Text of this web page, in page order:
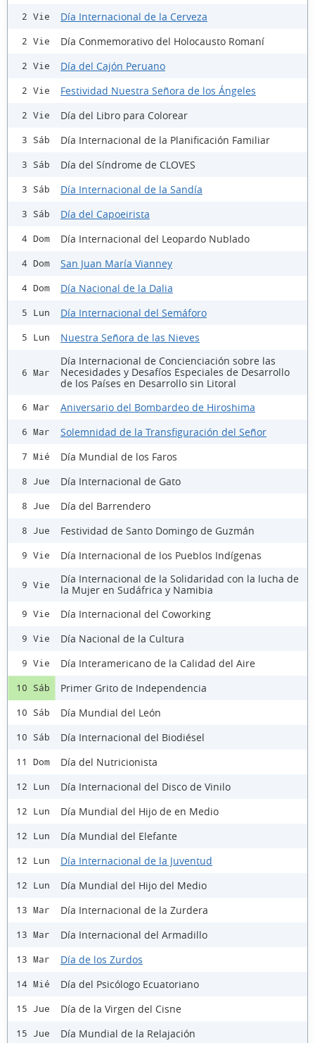
2 Vie Día Internacional de la Cerveza
2 Vie Día Conmemorativo del Holocausto Romaní
2 Vie Día del Cajón Peruano
2 Vie Festividad Nuestra Señora de los Ángeles
2 Vie Día del Libro para Colorear
3 Sáb Día Internacional de la Planificación Familiar
3 Sáb Día del Síndrome de CLOVES
3 Sáb Día Internacional de la Sandía
3 Sáb Día del Capoeirista
4 Dom Día Internacional del Leopardo Nublado
4 Dom San Juan María Vianney
4 Dom Día Nacional de la Dalia
5 Lun Día Internacional del Semáforo
5 Lun Nuestra Señora de las Nieves
6 Mar
Día Internacional de Concienciación sobre las
Necesidades y Desafíos Especiales de Desarrollo
de los Países en Desarrollo sin Litoral
6 Mar Aniversario del Bombardeo de Hiroshima
6 Mar Solemnidad de la Transfiguración del Señor
7 Mié Día Mundial de los Faros
8 Jue Día Internacional de Gato
8 Jue Día del Barrendero
8 Jue Festividad de Santo Domingo de Guzmán
9 Vie Día Internacional de los Pueblos Indígenas
9 Vie
Día Internacional de la Solidaridad con la lucha de
la Mujer en Sudáfrica y Namibia
9 Vie Día Internacional del Coworking
9 Vie Día Nacional de la Cultura
9 Vie Día Interamericano de la Calidad del Aire
10 Sáb Primer Grito de Independencia
10 Sáb Día Mundial del León
10 Sáb Día Internacional del Biodiésel
11 Dom Día del Nutricionista
12 Lun Día Internacional del Disco de Vinilo
12 Lun Día Mundial del Hijo de en Medio
12 Lun Día Mundial del Elefante
12 Lun Día Internacional de la Juventud
12 Lun Día Mundial del Hijo del Medio
13 Mar Día Internacional de la Zurdera
13 Mar Día Internacional del Armadillo
13 Mar Día de los Zurdos
14 Mié Día del Psicólogo Ecuatoriano
15 Jue Día de la Virgen del Cisne
15 Jue Día Mundial de la Relajación